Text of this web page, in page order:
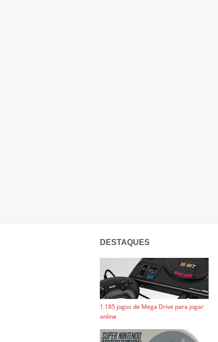
DESTAQUES
1.185 jogos de Mega Drive para jogar
online